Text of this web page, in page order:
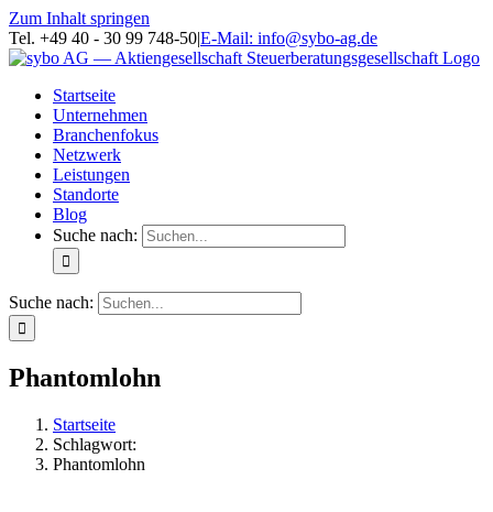
Zum Inhalt springen
Tel. +49 40 - 30 99 748-50|E-Mail: info@sybo-ag.de
Startseite
Unternehmen
Branchenfokus
Netzwerk
Leistungen
Standorte
Blog
Suche nach:
Suche nach:
Phantomlohn
Startseite
Schlagwort:
Phantomlohn